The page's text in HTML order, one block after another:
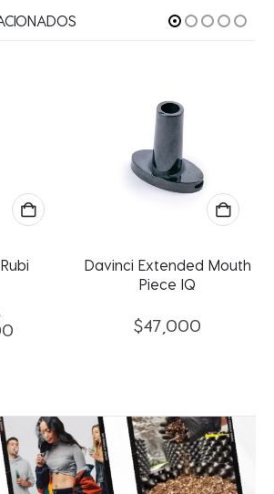
Davinci Extended Mouth
Piece IQ
$47,000